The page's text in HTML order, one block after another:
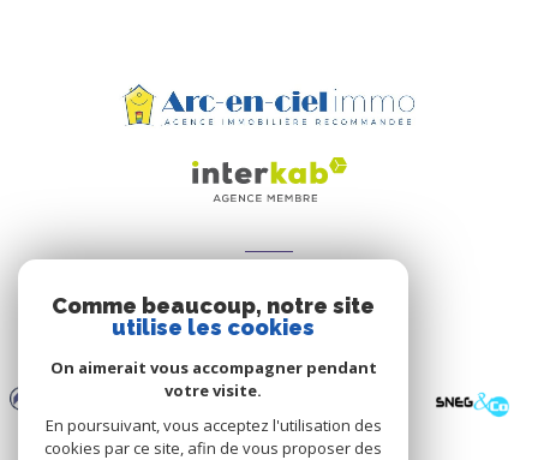
Nous adhérons
Comme beaucoup, notre site
utilise les cookies
On aimerait vous accompagner pendant
votre visite.
En poursuivant, vous acceptez l'utilisation des
cookies par ce site, afin de vous proposer des